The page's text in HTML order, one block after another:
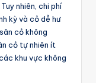
nhiên, chi phí
kỳ và cỏ dễ hư
cỏ không
cỏ tự nhiên ít
khu vực không